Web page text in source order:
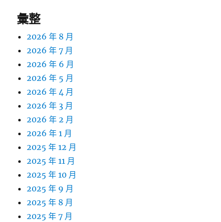
彙整
2026 年 8 月
2026 年 7 月
2026 年 6 月
2026 年 5 月
2026 年 4 月
2026 年 3 月
2026 年 2 月
2026 年 1 月
2025 年 12 月
2025 年 11 月
2025 年 10 月
2025 年 9 月
2025 年 8 月
2025 年 7 月